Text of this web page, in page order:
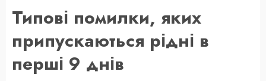
Типові помилки, яких
припускаються рідні в
перші 9 днів